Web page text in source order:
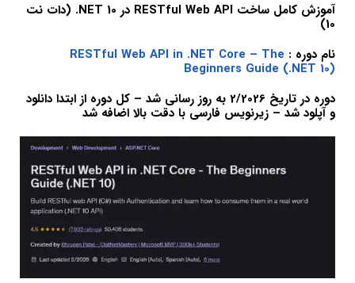
آموزش کامل ساخت RESTful Web API در 10 NET. (دات نت
10)
نام دوره : RESTful Web API in .NET Core – The
Beginners Guide (.NET 10)
دوره در تاریخ 2/2026 به روز رسانی شد – کل دوره از ابتدا دانلود
و آپلود شد – زیرنویس فارسی با دقت بالا اضافه شد